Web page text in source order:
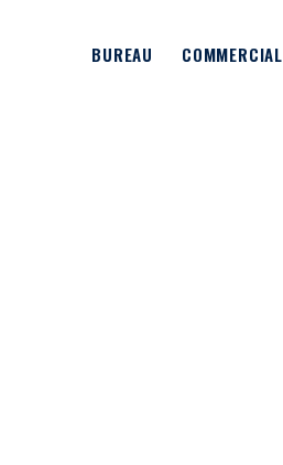
BUREAU COMMERCIAL